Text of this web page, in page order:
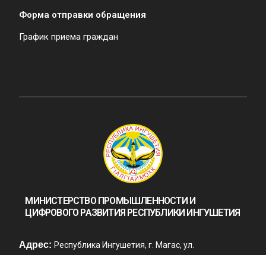
Форма отправки обращения
График приема граждан
МИНИСТЕРСТВО ПРОМЫШЛЕННОСТИ И
ЦИФРОВОГО РАЗВИТИЯ РЕСПУБЛИКИ ИНГУШЕТИЯ
Адрес: Республика Ингушетия, г. Магас, ул.